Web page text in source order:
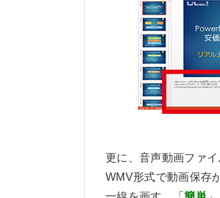
更に、音声動画ファイ
WMV形式で動画保存